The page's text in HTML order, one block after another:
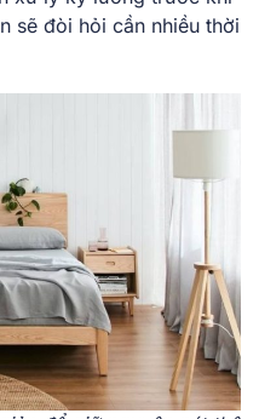
sẽ đòi hỏi cần nhiều thời